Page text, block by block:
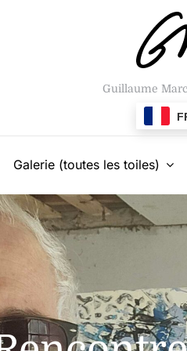
Guillaume
Galerie (toutes les toiles)